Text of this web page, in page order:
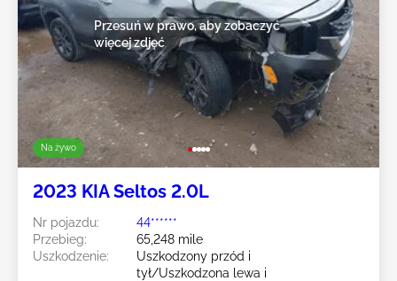
Na żywo
Przesuń w prawo, aby zobaczyć
więcej zdjęć
2023 KIA Seltos 2.0L
Nr pojazdu:
44******
Przebieg:
65,248 mile
Uszkodzenie:
Uszkodzony przód i
tył/Uszkodzona lewa i